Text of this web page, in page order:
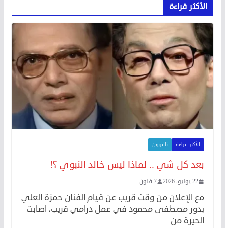
الأكثر قراءة
الأكثر قراءة تلفزيون
بعد كل شي .. لماذا ليس خالد النبوي ؟!
22 يوليو، 2026 7 فنون
مع الإعلان من وقت قريب عن قيام الفنان حمزة العلي
بدور مصطفى محمود في عمل درامي قريب، اصابت
الحيرة من